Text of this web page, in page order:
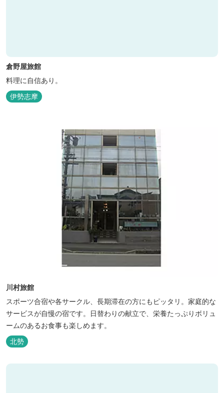
倉野屋旅館
料理に自信あり。
伊勢志摩
川村旅館
スポーツ合宿や各サークル、長期滞在の方にもピッタリ。家庭的な
サービスが自慢の宿です。日替わりの献立で、栄養たっぷりボリュ
ームのあるお食事も楽しめます。
北勢